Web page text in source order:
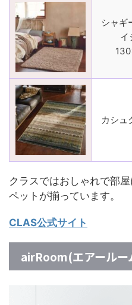
シャギ
イ
カシュ
クラスではおしゃれで部
ペットが揃っています。
CLAS公式サイト
airRoom(エアールー